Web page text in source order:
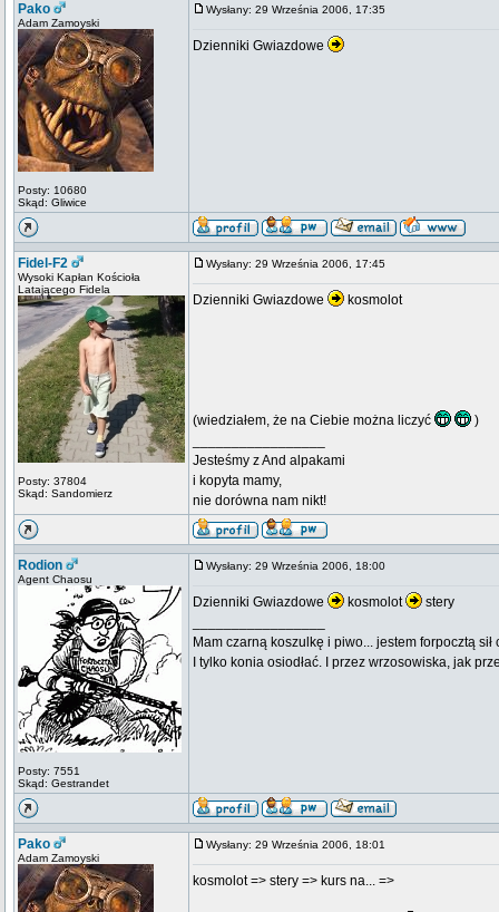
Pako
Adam Zamoyski
Posty: 10680
Skąd: Gliwice
Wysłany: 29 Września 2006, 17:35
Dzienniki Gwiazdowe
Fidel-F2
Wysoki Kapłan Kościoła
Latającego Fidela
Posty: 37804
Skąd: Sandomierz
Wysłany: 29 Września 2006, 17:45
Dzienniki Gwiazdowe kosmolot
(wiedziałem, że na Ciebie można liczyć
)
Jesteśmy z And alpakami
i kopyta mamy,
nie dorówna nam nikt!
Rodion
Agent Chaosu
Posty: 7551
Skąd: Gestrandet
Wysłany: 29 Września 2006, 18:00
Dzienniki Gwiazdowe kosmolot
stery
Mam czarną koszulkę i piwo... jestem forpocztą sił
I tylko konia osiodłać. I przez wrzosowiska, jak
Pako
Adam Zamoyski
Wysłany: 29 Września 2006, 18:01
kosmolot => stery => kurs na... =>